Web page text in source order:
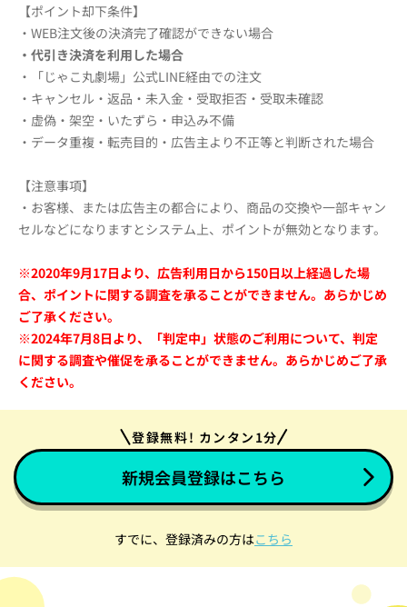
【ポイント却下条件】
・WEB注文後の決済完了確認ができない場合
・代引き決済を利用した場合
・「じゃこ丸劇場」公式LINE経由での注文
・キャンセル・返品・未入金・受取拒否・受取未確認
・虚偽・架空・いたずら・申込み不備
・データ重複・転売目的・広告主より不正等と判断された場合
【注意事項】
・お客様、または広告主の都合により、商品の交換や一部キャン
セルなどになりますとシステム上、ポイントが無効となります。
※2020年9月17日より、広告利用日から150日以上経過した場
合、ポイントに関する調査を承ることができません。あらかじめ
ご了承ください。
※2024年7月8日より、「判定中」状態のご利用について、判定
に関する調査や催促を承ることができません。あらかじめご了承
ください。
登録無料! カンタン1分
新規会員登録はこちら
すでに、登録済みの方はこちら